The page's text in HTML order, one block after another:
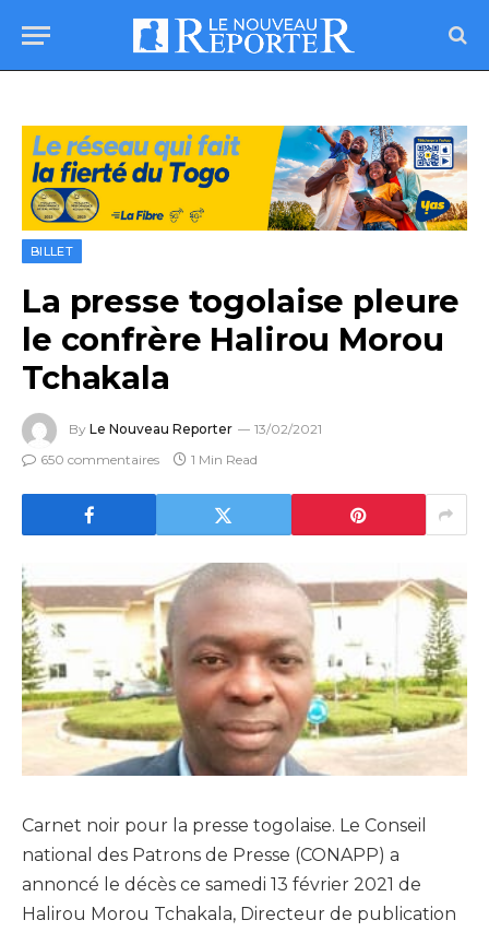
BILLET
La presse togolaise pleure
le confrère Halirou Morou
Tchakala
By Le Nouveau Reporter
13/02/2021
650 commentaires
1 Min Read
Carnet noir pour la presse togolaise. Le Conseil
national des Patrons de Presse (CONAPP) a
annoncé le décès ce samedi 13 février 2021 de
Halirou Morou Tchakala, Directeur de publication